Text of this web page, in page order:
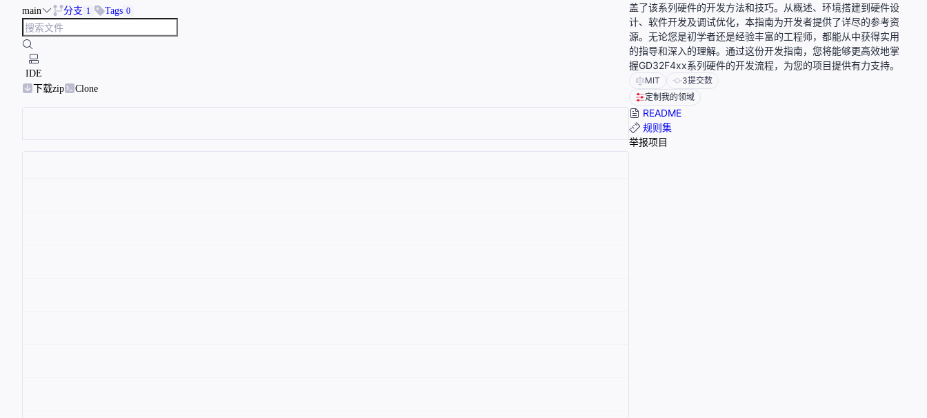
main 分支 1 Tags 0
IDE
下载zip
Clone
盖了该系列硬件的开发方法和技巧。从概述、环境搭建到硬件设
计、软件开发及调试优化，本指南为开发者提供了详尽的参考资
源。无论您是初学者还是经验丰富的工程师，都能从中获得实用
的指导和深入的理解。通过这份开发指南，您将能够更高效地掌
握GD32F4xx系列硬件的开发流程，为您的项目提供有力支持。
MIT 3提交数
定制我的领域
README
规则集
举报项目